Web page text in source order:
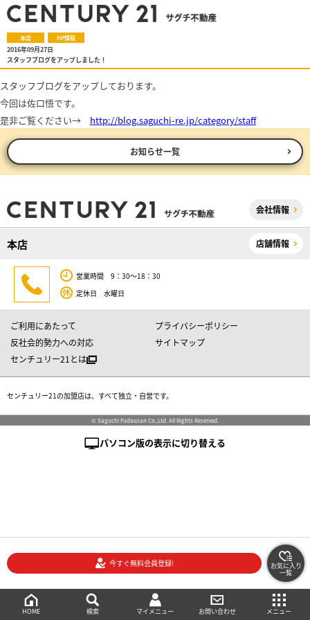
本店 HP情報
2016年09月27日
スタッフブログをアップしました！
スタッフブログをアップしております。
今回は佐口悟です。
是非ご覧ください→ http://blog.saguchi-re.jp/category/staff
お知らせ一覧
会社情報
本店 店舗情報
営業時間 9：30～18：30
定休日 水曜日
ご利用にあたって
プライバシーポリシー
反社会的勢力への対応
サイトマップ
センチュリー21とは
センチュリー21の加盟店は、すべて独立・自営です。
© Saguchi Fudousan Co.,Ltd. All Rights Reserved.
パソコン版の表示に切り替える
HOME 検索 マイメニュー お問い合わせ メニュー
今すぐ無料会員登録! お気に入り
一覧
絞り込み検索
メニュー
ご相談・お問い合わせ